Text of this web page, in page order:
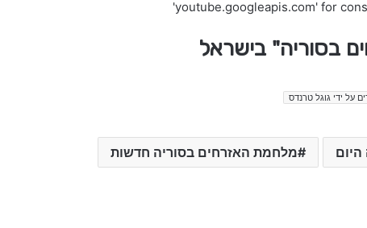
'youtube.googleapis.com' for
בסוריה" בישראל
על ידי גוגל טרנדס
מלחמת האזרחים בסוריה חדשות